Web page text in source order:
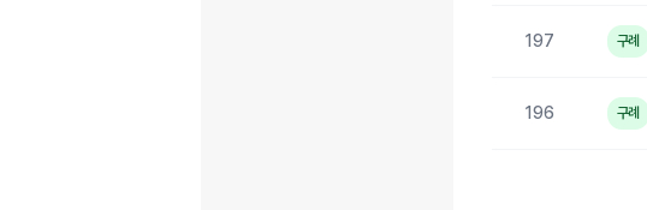
197 구례
196 구례